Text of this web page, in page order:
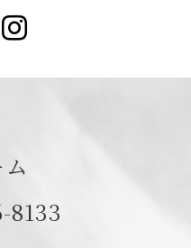
Facebook
8133